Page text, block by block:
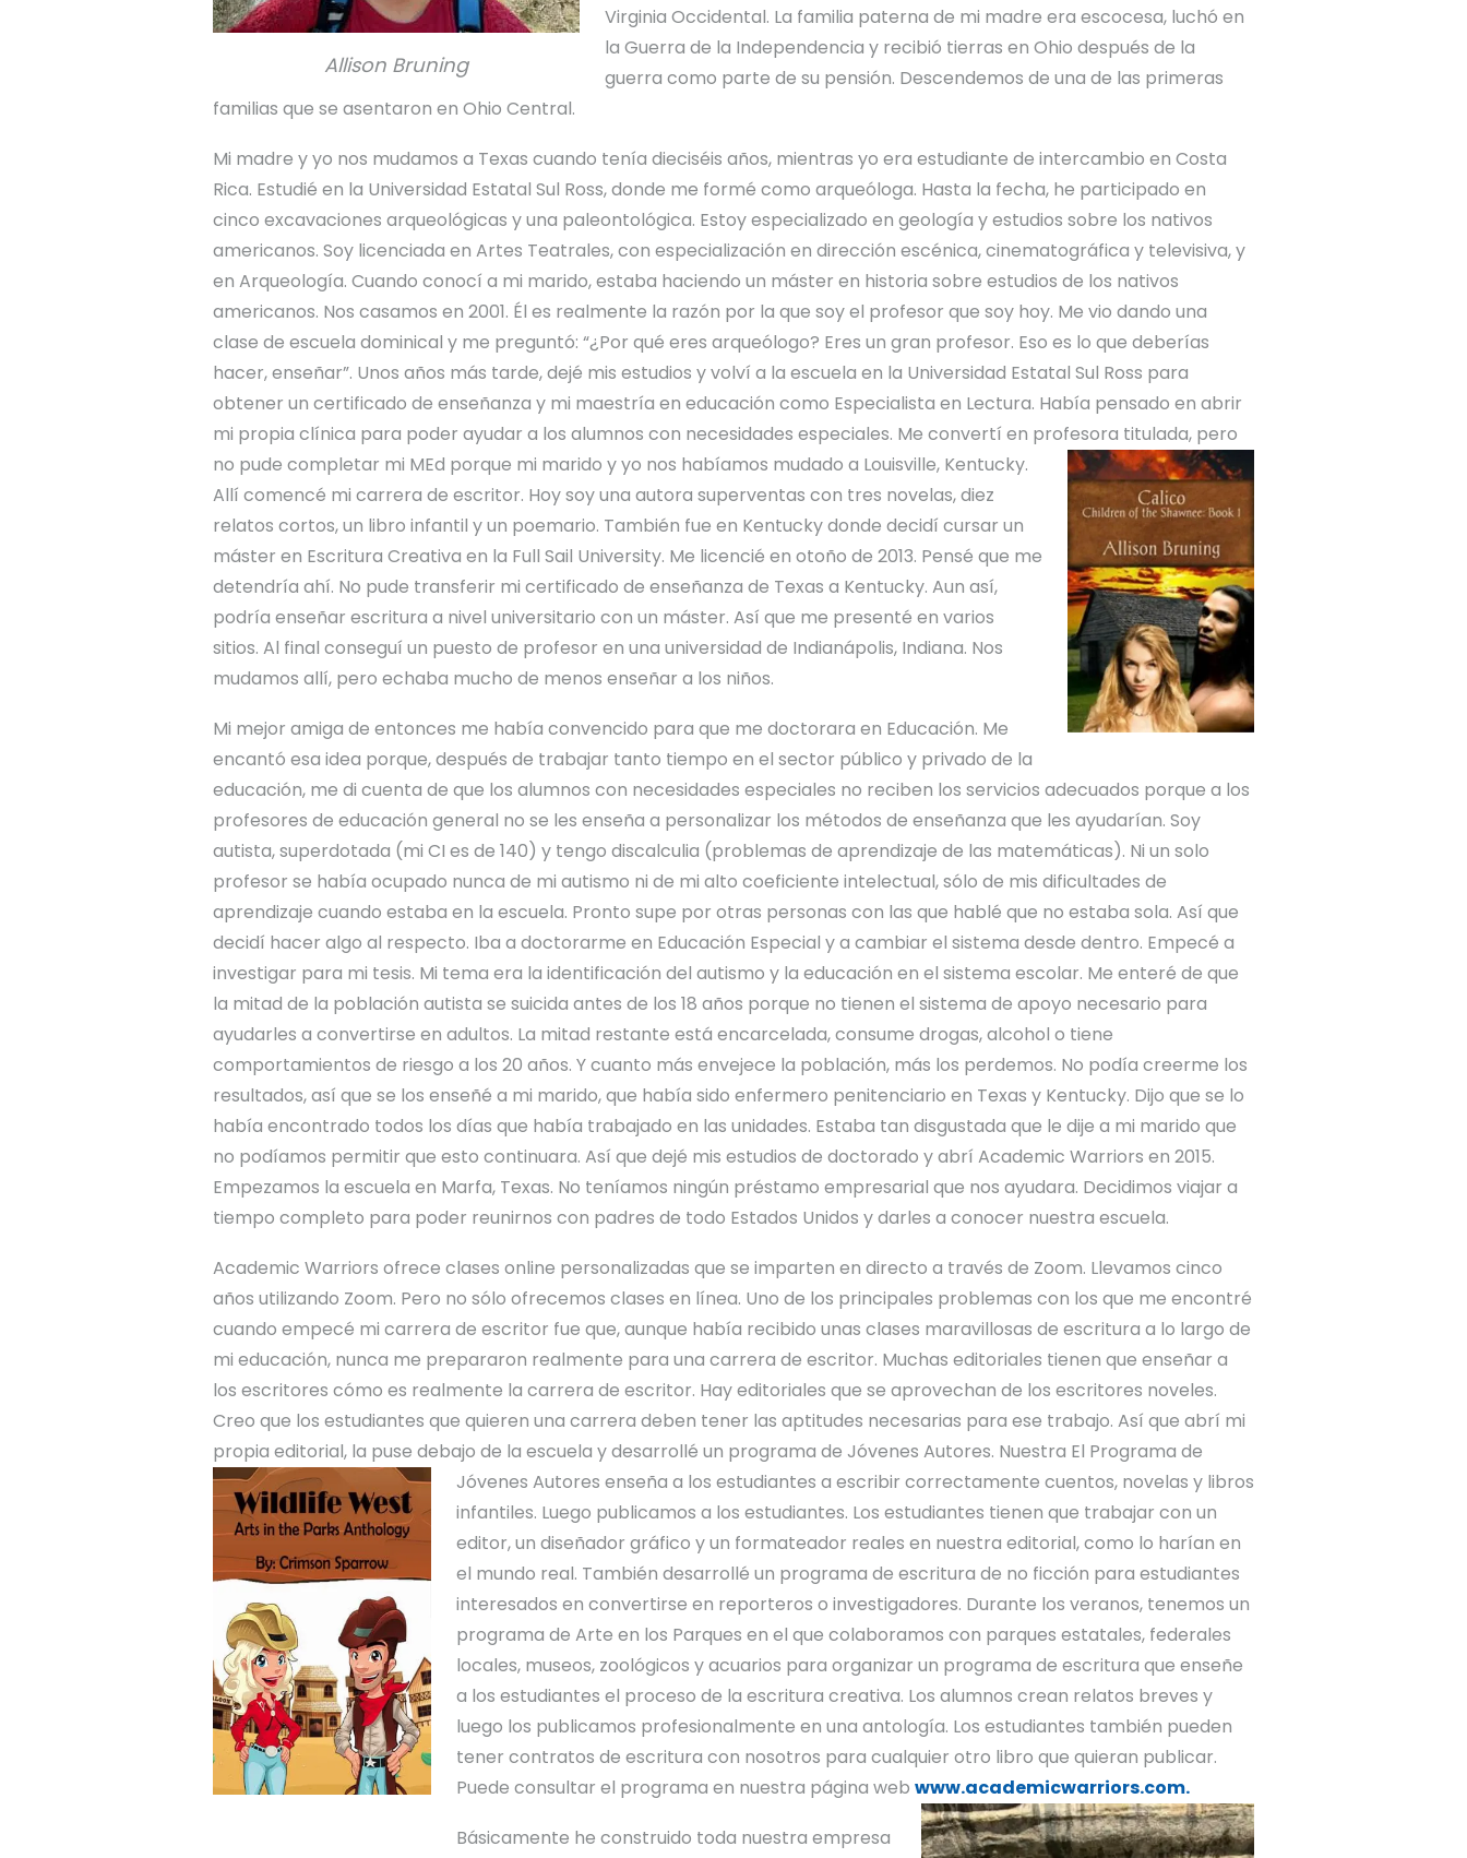
Allison Bruning
Virginia Occidental. La familia paterna de mi madre era escocesa, luchó en
la Guerra de la Independencia y recibió tierras en Ohio después de la
guerra como parte de su pensión. Descendemos de una de las primeras
familias que se asentaron en Ohio Central.
Mi madre y yo nos mudamos a Texas cuando tenía dieciséis años, mientras yo era estudiante de intercambio en Costa
Rica. Estudié en la Universidad Estatal Sul Ross, donde me formé como arqueóloga. Hasta la fecha, he participado en
cinco excavaciones arqueológicas y una paleontológica. Estoy especializado en geología y estudios sobre los nativos
americanos. Soy licenciada en Artes Teatrales, con especialización en dirección escénica, cinematográfica y televisiva, y
en Arqueología. Cuando conocí a mi marido, estaba haciendo un máster en historia sobre estudios de los nativos
americanos. Nos casamos en 2001. Él es realmente la razón por la que soy el profesor que soy hoy. Me vio dando una
clase de escuela dominical y me preguntó: “¿Por qué eres arqueólogo? Eres un gran profesor. Eso es lo que deberías
hacer, enseñar”. Unos años más tarde, dejé mis estudios y volví a la escuela en la Universidad Estatal Sul Ross para
obtener un certificado de enseñanza y mi maestría en educación como Especialista en Lectura. Había pensado en abrir
mi propia clínica para poder ayudar a los alumnos con necesidades especiales. Me convertí en profesora titulada, pero
no pude completar mi MEd porque mi marido y yo nos habíamos mudado a Louisville, Kentucky.
Allí comencé mi carrera de escritor. Hoy soy una autora superventas con tres novelas, diez
relatos cortos, un libro infantil y un poemario. También fue en Kentucky donde decidí cursar un
máster en Escritura Creativa en la Full Sail University. Me licencié en otoño de 2013. Pensé que me
detendría ahí. No pude transferir mi certificado de enseñanza de Texas a Kentucky. Aun así,
podría enseñar escritura a nivel universitario con un máster. Así que me presenté en varios
sitios. Al final conseguí un puesto de profesor en una universidad de Indianápolis, Indiana. Nos
mudamos allí, pero echaba mucho de menos enseñar a los niños.
Mi mejor amiga de entonces me había convencido para que me doctorara en Educación. Me
encantó esa idea porque, después de trabajar tanto tiempo en el sector público y privado de la
educación, me di cuenta de que los alumnos con necesidades especiales no reciben los servicios adecuados porque a los
profesores de educación general no se les enseña a personalizar los métodos de enseñanza que les ayudarían. Soy
autista, superdotada (mi CI es de 140) y tengo discalculia (problemas de aprendizaje de las matemáticas). Ni un solo
profesor se había ocupado nunca de mi autismo ni de mi alto coeficiente intelectual, sólo de mis dificultades de
aprendizaje cuando estaba en la escuela. Pronto supe por otras personas con las que hablé que no estaba sola. Así que
decidí hacer algo al respecto. Iba a doctorarme en Educación Especial y a cambiar el sistema desde dentro. Empecé a
investigar para mi tesis. Mi tema era la identificación del autismo y la educación en el sistema escolar. Me enteré de que
la mitad de la población autista se suicida antes de los 18 años porque no tienen el sistema de apoyo necesario para
ayudarles a convertirse en adultos. La mitad restante está encarcelada, consume drogas, alcohol o tiene
comportamientos de riesgo a los 20 años. Y cuanto más envejece la población, más los perdemos. No podía creerme los
resultados, así que se los enseñé a mi marido, que había sido enfermero penitenciario en Texas y Kentucky. Dijo que se lo
había encontrado todos los días que había trabajado en las unidades. Estaba tan disgustada que le dije a mi marido que
no podíamos permitir que esto continuara. Así que dejé mis estudios de doctorado y abrí Academic Warriors en 2015.
Empezamos la escuela en Marfa, Texas. No teníamos ningún préstamo empresarial que nos ayudara. Decidimos viajar a
tiempo completo para poder reunirnos con padres de todo Estados Unidos y darles a conocer nuestra escuela.
Academic Warriors ofrece clases online personalizadas que se imparten en directo a través de Zoom. Llevamos cinco
años utilizando Zoom. Pero no sólo ofrecemos clases en línea. Uno de los principales problemas con los que me encontré
cuando empecé mi carrera de escritor fue que, aunque había recibido unas clases maravillosas de escritura a lo largo de
mi educación, nunca me prepararon realmente para una carrera de escritor. Muchas editoriales tienen que enseñar a
los escritores cómo es realmente la carrera de escritor. Hay editoriales que se aprovechan de los escritores noveles.
Creo que los estudiantes que quieren una carrera deben tener las aptitudes necesarias para ese trabajo. Así que abrí mi
propia editorial, la puse debajo de la escuela y desarrollé un programa de Jóvenes Autores. Nuestra El Programa de
Jóvenes Autores enseña a los estudiantes a escribir correctamente cuentos, novelas y libros
infantiles. Luego publicamos a los estudiantes. Los estudiantes tienen que trabajar con un
editor, un diseñador gráfico y un formateador reales en nuestra editorial, como lo harían en
el mundo real. También desarrollé un programa de escritura de no ficción para estudiantes
interesados en convertirse en reporteros o investigadores. Durante los veranos, tenemos un
programa de Arte en los Parques en el que colaboramos con parques estatales, federales
locales, museos, zoológicos y acuarios para organizar un programa de escritura que enseñe
a los estudiantes el proceso de la escritura creativa. Los alumnos crean relatos breves y
luego los publicamos profesionalmente en una antología. Los estudiantes también pueden
tener contratos de escritura con nosotros para cualquier otro libro que quieran publicar.
Puede consultar el programa en nuestra página web www.academicwarriors.com.
Básicamente he construido toda nuestra empresa